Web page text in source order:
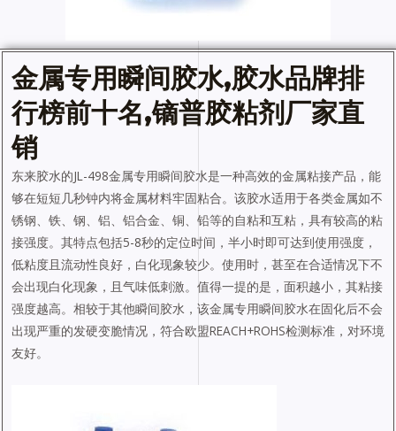
金属专用瞬间胶水,胶水品牌排
行榜前十名,镝普胶粘剂厂家直
销
东来胶水的JL-498金属专用瞬间胶水是一种高效的金属粘接产品，能
够在短短几秒钟内将金属材料牢固粘合。该胶水适用于各类金属如不
锈钢、铁、钢、铝、铝合金、铜、铅等的自粘和互粘，具有较高的粘
接强度。其特点包括5-8秒的定位时间，半小时即可达到使用强度，
低粘度且流动性良好，白化现象较少。使用时，甚至在合适情况下不
会出现白化现象，且气味低刺激。值得一提的是，面积越小，其粘接
强度越高。相较于其他瞬间胶水，该金属专用瞬间胶水在固化后不会
出现严重的发硬变脆情况，符合欧盟REACH+ROHS检测标准，对环境
友好。